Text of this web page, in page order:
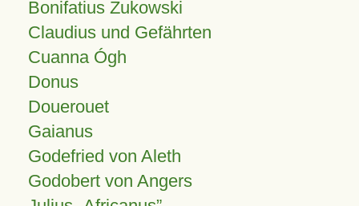
Bonifatius Żukowski
Claudius und Gefährten
Cuanna Ógh
Donus
Douerouet
Gaianus
Godefried von Aleth
Godobert von Angers